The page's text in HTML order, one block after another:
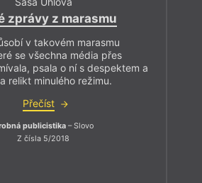
zprávy z marasmu
v takovém marasmu
se všechna média přes
psala o ní s despektem a
relikt minulého režimu.
Přečíst
publicistika – Slovo
Z čísla 5/2018